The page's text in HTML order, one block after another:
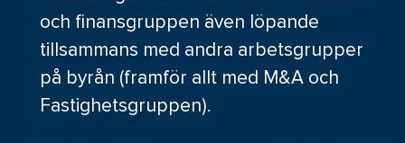
och finansgruppen även löpande
tillsammans med andra arbetsgrupper
på byrån (framför allt med M&A och
Fastighetsgruppen).